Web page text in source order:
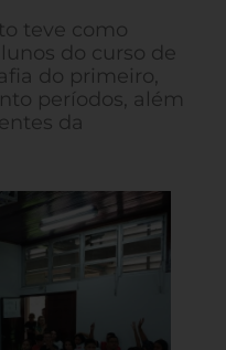
teve como
do curso de
do primeiro,
períodos, além
da